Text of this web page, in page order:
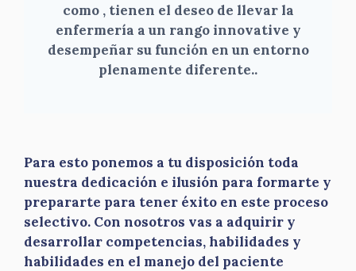
como , tienen el deseo de llevar la
enfermería a un rango innovative y
desempeñar su función en un entorno
plenamente diferente..
Para esto ponemos a tu disposición toda
nuestra dedicación e ilusión para formarte y
prepararte para tener éxito en este proceso
selectivo. Con nosotros vas a adquirir y
desarrollar competencias, habilidades y
habilidades en el manejo del paciente